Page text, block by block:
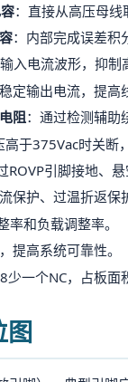
：直接从高压母
：内部完成误差积
入电流波形，抑
定输出电流，提高
阻：通过检测辅助
高于375Vac时关断
ROVP引脚接地、
保护、过温折返
率和负载调整率。
提高系统可靠性。
少一个NC，占板面
图